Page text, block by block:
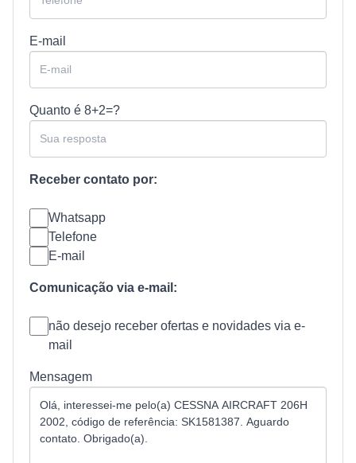
E-mail
Quanto é 8+2=?
Receber contato por:
Whatsapp
Telefone
E-mail
Comunicação via e-mail:
não desejo receber ofertas e novidades via e-
mail
Mensagem